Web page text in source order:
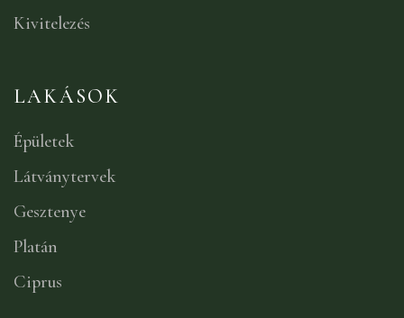
Kivitelezés
LAKÁSOK
Épületek
Látványtervek
Gesztenye
Platán
Ciprus